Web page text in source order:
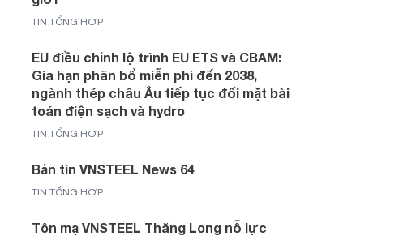
TIN TỔNG HỢP
EU điều chỉnh lộ trình EU ETS và CBAM:
Gia hạn phân bổ miễn phí đến 2038,
ngành thép châu Âu tiếp tục đối mặt bài
toán điện sạch và hydro
TIN TỔNG HỢP
Bản tin VNSTEEL News 64
TIN TỔNG HỢP
Tôn mạ VNSTEEL Thăng Long nỗ lực